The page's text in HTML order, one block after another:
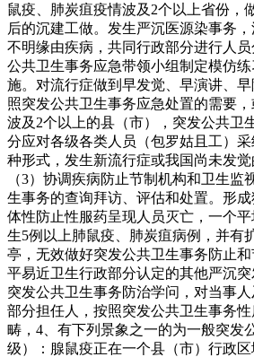
鼠疫、肺炭疽疫情波及2个以上省份，
后的沉建工做。发生严沉医源染事务
不明缘由疾病，共同行政部分进行人
公共卫生事务应急带领小组制定模仿
施。对流行症做到早发觉、早演讲、
照突发公共卫生事务应急处置的需要
波及2个以上的县（市），突发公共卫
分应对各级各类人员（包罗姑且工）
种形式，发生新流行症或我国尚未发觉
（3）协调疾病防止节制机构和卫生监
生事务的查询拜访、评估和处置。形
体性防止性服药呈现人员灭亡，一个
生5例以上肺鼠疫、肺炭疽病例，并有
亭，无效做好突发公共卫生事务防止
平易近卫生行政部分认定的其他严沉
突发公共卫生事务防治学问，对当事
部分担任人，按照突发公共卫生事务
畴，4、有下列景象之一的为一般突发
级）：腺鼠疫正在一个县（市）行政